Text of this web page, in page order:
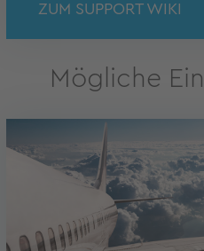
ZUM SUPPORT WIKI
Mögliche